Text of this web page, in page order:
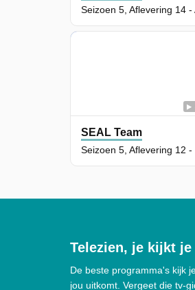
SEAL Team
Telezien, je kijkt
De beste programma's kijk
jou uitkomt. Vergeet die tv-